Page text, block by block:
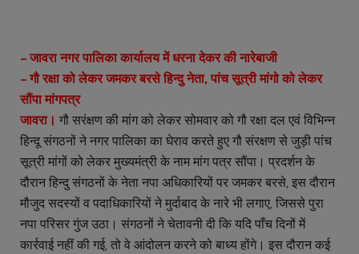
– जावरा नगर पालिका कार्यालय में धरना देकर की नारेबाजी
– गौ रक्षा को लेकर जमकर बरसे हिन्दु नेता, पांच सूत्री मांगो को लेकर
सौंपा मांगपत्र
जावरा। गौ सरंक्षण की मांग को लेकर सोमवार को गौ रक्षा दल एवं विभिन्न
हिन्दू संगठनों ने नगर पालिका का घेराव करते हुए गौ संरक्षण से जुड़ी पांच
सूत्री मांगों को लेकर मुख्यमंत्री के नाम मांग पत्र सौंपा। प्रदर्शन के
दौरान हिन्दु संगठनों के नेता नपा अधिकारियों पर जमकर बरसे, इस दौरान
मौजुद सदस्यों व पदाधिकारियों ने मुर्दाबाद के नारे भी लगाए, जिससे पुरा
नपा परिसर गुंज उठा। संगठनों ने चेतावनी दी कि यदि पाँच दिनों में
कार्रवाई नहीं की गई, तो वे आंदोलन करने को बाध्य होंगे। इस दौरान कई